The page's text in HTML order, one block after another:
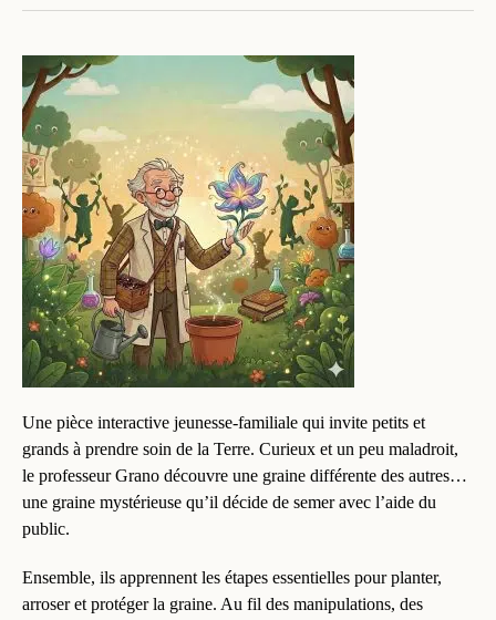
Une pièce interactive jeunesse-familiale qui invite petits et
grands à prendre soin de la Terre. Curieux et un peu maladroit,
le professeur Grano découvre une graine différente des autres…
une graine mystérieuse qu’il décide de semer avec l’aide du
public.
Ensemble, ils apprennent les étapes essentielles pour planter,
arroser et protéger la graine. Au fil des manipulations, des